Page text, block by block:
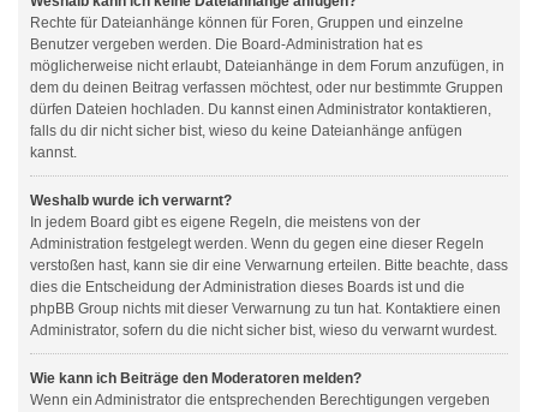
Rechte für Dateianhänge können für Foren, Gruppen und einzelne
Benutzer vergeben werden. Die Board-Administration hat es
möglicherweise nicht erlaubt, Dateianhänge in dem Forum anzufügen, in
dem du deinen Beitrag verfassen möchtest, oder nur bestimmte Gruppen
dürfen Dateien hochladen. Du kannst einen Administrator kontaktieren,
falls du dir nicht sicher bist, wieso du keine Dateianhänge anfügen
kannst.
Weshalb wurde ich verwarnt?
In jedem Board gibt es eigene Regeln, die meistens von der
Administration festgelegt werden. Wenn du gegen eine dieser Regeln
verstoßen hast, kann sie dir eine Verwarnung erteilen. Bitte beachte, dass
dies die Entscheidung der Administration dieses Boards ist und die
phpBB Group nichts mit dieser Verwarnung zu tun hat. Kontaktiere einen
Administrator, sofern du die nicht sicher bist, wieso du verwarnt wurdest.
Wie kann ich Beiträge den Moderatoren melden?
Wenn ein Administrator die entsprechenden Berechtigungen vergeben